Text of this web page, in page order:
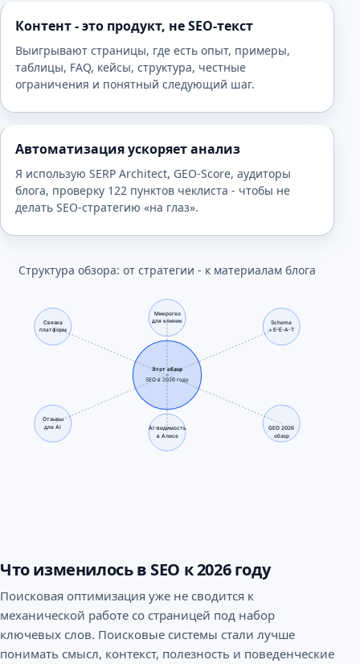
Контент - это продукт, не SEO-текст
Выигрывают страницы, где есть опыт, примеры,
таблицы, FAQ, кейсы, структура, честные
ограничения и понятный следующий шаг.
Автоматизация ускоряет анализ
Я использую SERP Architect, GEO-Score, аудиторы
блога, проверку 122 пунктов чеклиста - чтобы не
делать SEO-стратегию «на глаз».
Структура обзора: от стратегии - к материалам блога
Этот обзор
SEO в 2026 году
Связка
платформ
Микрогео
для клиник
Schema
+ E-E-A-T
Отзывы
для AI
AI-видимость
в Алисе
GEO 2026
обзор
Что изменилось в SEO к 2026 году
Поисковая оптимизация уже не сводится к
механической работе со страницей под набор
ключевых слов. Поисковые системы стали лучше
понимать смысл, контекст, полезность и поведенческие